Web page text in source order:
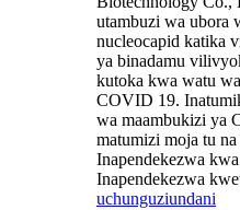
utambuzi wa ubora
nucleocapid katika
ya binadamu
kutoka kwa watu
COVID 19.
wa maambukizi ya
matumizi moja tu
Inapendekezwa
Inapendekezwa
uchunguziundani